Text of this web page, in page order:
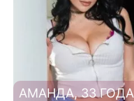
АМАНДА, 33 ГОДА